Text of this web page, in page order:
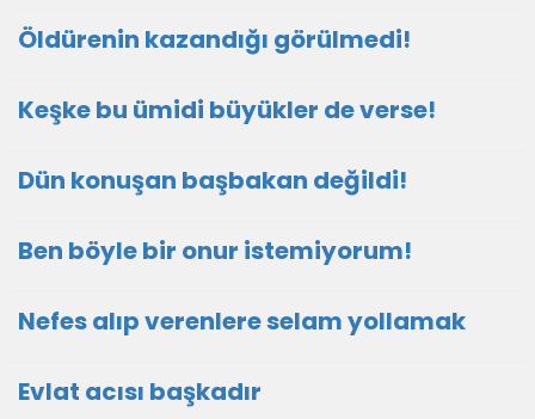
Öldürenin kazandığı görülmedi!
Keşke bu ümidi büyükler de verse!
Dün konuşan başbakan değildi!
Ben böyle bir onur istemiyorum!
Nefes alıp verenlere selam yollamak
Evlat acısı başkadır